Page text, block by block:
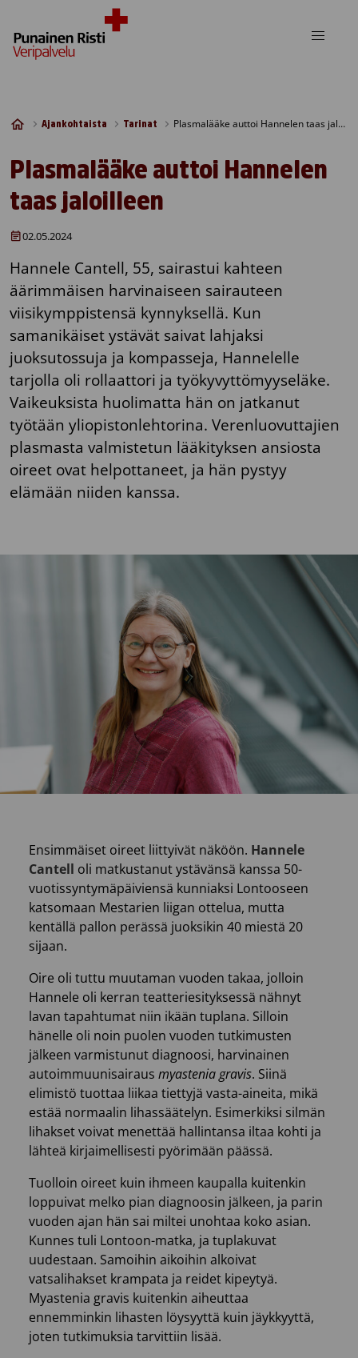
Ajankohtaista Tarinat Plasmalääke auttoi Hannelen taas jaloilleen
Plasmalääke auttoi Hannelen
taas jaloilleen
02.05.2024
Hannele Cantell, 55, sairastui kahteen
äärimmäisen harvinaiseen sairauteen
viisikymppistensä kynnyksellä. Kun
samanikäiset ystävät saivat lahjaksi
juoksutossuja ja kompasseja, Hannelelle
tarjolla oli rollaattori ja työkyvyttömyyseläke.
Vaikeuksista huolimatta hän on jatkanut
työtään yliopistonlehtorina. Verenluovuttajien
plasmasta valmistetun lääkityksen ansiosta
oireet ovat helpottaneet, ja hän pystyy
elämään niiden kanssa.
Ensimmäiset oireet liittyivät näköön. Hannele
Cantell oli matkustanut ystävänsä kanssa 50-
vuotissyntymäpäiviensä kunniaksi Lontooseen
katsomaan Mestarien liigan ottelua, mutta
kentällä pallon perässä juoksikin 40 miestä 20
sijaan.
Oire oli tuttu muutaman vuoden takaa, jolloin
Hannele oli kerran teatteriesityksessä nähnyt
lavan tapahtumat niin ikään tuplana. Silloin
hänelle oli noin puolen vuoden tutkimusten
jälkeen varmistunut diagnoosi, harvinainen
autoimmuunisairaus myastenia gravis. Siinä
elimistö tuottaa liikaa tiettyjä vasta-aineita, mikä
estää normaalin lihassäätelyn. Esimerkiksi silmän
lihakset voivat menettää hallintansa iltaa kohti ja
lähteä kirjaimellisesti pyörimään päässä.
Tuolloin oireet kuin ihmeen kaupalla kuitenkin
loppuivat melko pian diagnoosin jälkeen, ja parin
vuoden ajan hän sai miltei unohtaa koko asian.
Kunnes tuli Lontoon-matka, ja tuplakuvat
uudestaan. Samoihin aikoihin alkoivat
vatsalihakset krampata ja reidet kipeytyä.
Myastenia gravis kuitenkin aiheuttaa
ennemminkin lihasten löysyyttä kuin jäykkyyttä,
joten tutkimuksia tarvittiin lisää.